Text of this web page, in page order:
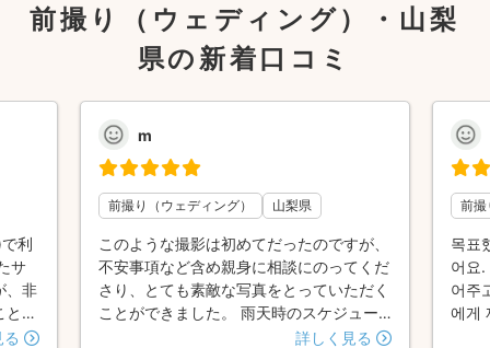
前撮り（ウェディング）・山梨
県の新着口コミ
利
サ
、非
とが
。
m
前撮り（ウェディング） 山梨県
このような撮影は初めてだったのですが、
不安事項など含め親身に相談にのってくだ
さり、とても素敵な写真をとっていただく
ことができました。 雨天時のスケジュー
ルもギリギリまで調整してくださり、大変
詳しく見る
前撮
목표
어요
어주고 싶다
에게